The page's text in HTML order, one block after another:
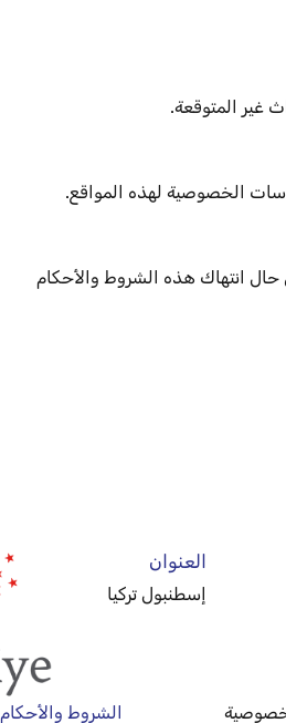
غير المتوقعة.
الخصوصية لهذه المواقع.
انتهاك هذه الشروط والأحكام
العنوان
إسطنبول تركيا
الشروط والأحكام